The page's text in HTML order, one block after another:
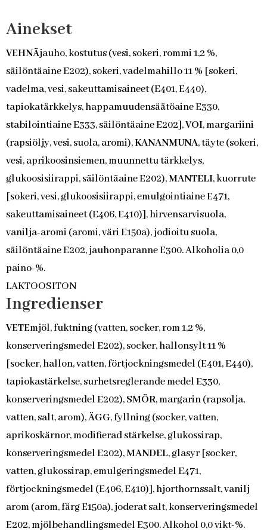
Ainekset
VEHNÄjauho, kostutus (vesi, sokeri, rommi 1,2 %,
säilöntäaine E202), sokeri, vadelmahillo 11 % [sokeri,
vadelma, vesi, sakeuttamisaineet (E401, E440),
tapiokatärkkelys, happamuudensäätöaine E330,
stabilointiaine E333, säilöntäaine E202],VOI, margariini
(rapsiöljy, vesi, suola, aromi),KANANMUNA, täyte (sokeri,
vesi, aprikoosinsiemen, muunnettu tärkkelys,
glukoosisiirappi, säilöntäaine E202),MANTELI, kuorrute
[sokeri, vesi, glukoosisiirappi, emulgointiaine E471,
sakeuttamisaineet (E406, E410)], hirvensarvisuola,
vanilja-aromi (aromi, väri E150a), jodioitu suola,
säilöntäaine E202, jauhonparanne E300. Alkoholia 0,0
paino-%.
LAKTOOSITON
Ingredienser
VETEmjöl, fuktning (vatten, socker, rom 1,2 %,
konserveringsmedel E202), socker, hallonsylt 11 %
[socker, hallon, vatten, förtjockningsmedel (E401, E440),
tapiokastärkelse, surhetsreglerande medel E330,
konserveringsmedel E202),SMÖR, margarin (rapsolja,
vatten, salt, arom),ÄGG, fyllning (socker, vatten,
aprikoskärnor, modifierad stärkelse, glukossirap,
konserveringsmedel E202),MANDEL, glasyr [socker,
vatten, glukossirap, emulgeringsmedel E471,
förtjockningsmedel (E406, E410)], hjorthornssalt, vanilj
arom (arom, färg E150a), joderat salt, konserveringsmedel
E202, mjölbehandlingsmedel E300. Alkohol 0,0 vikt-%.